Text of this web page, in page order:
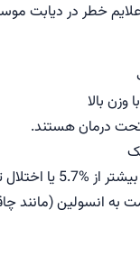
خطر در دیابت
وزن بالا
تحت درمان هستند.
به انسولین (مانند